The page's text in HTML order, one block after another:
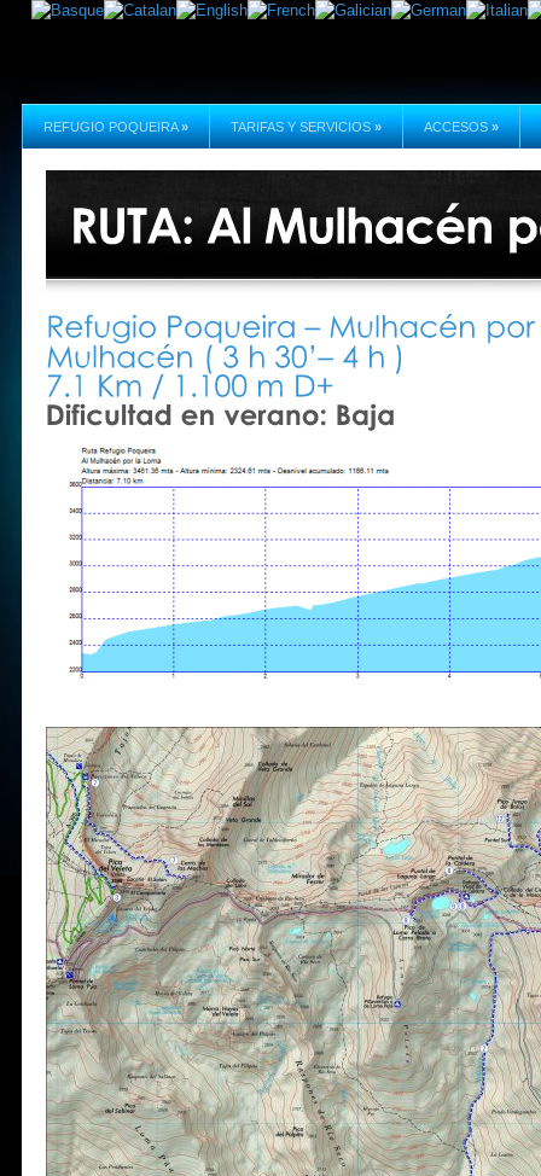
REFUGIO POQUEIRA » TARIFAS Y SERVICIOS » ACCESOS »